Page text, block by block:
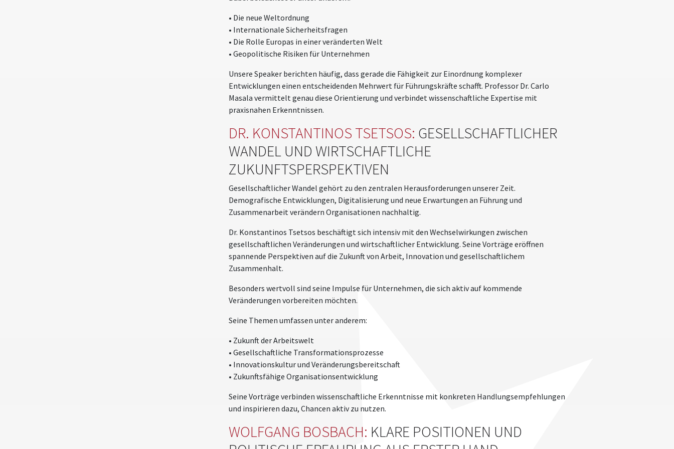
• Die neue Weltordnung
• Internationale Sicherheitsfragen
• Die Rolle Europas in einer veränderten Welt
• Geopolitische Risiken für Unternehmen
Unsere Speaker berichten häufig, dass gerade die Fähigkeit zur Einordnung komplexer
Entwicklungen einen entscheidenden Mehrwert für Führungskräfte schafft. Professor Dr. Carlo
Masala vermittelt genau diese Orientierung und verbindet wissenschaftliche Expertise mit
praxisnahen Erkenntnissen.
DR. KONSTANTINOS TSETSOS: GESELLSCHAFTLICHER
WANDEL UND WIRTSCHAFTLICHE
ZUKUNFTSPERSPEKTIVEN
Gesellschaftlicher Wandel gehört zu den zentralen Herausforderungen unserer Zeit.
Demografische Entwicklungen, Digitalisierung und neue Erwartungen an Führung und
Zusammenarbeit verändern Organisationen nachhaltig.
Dr. Konstantinos Tsetsos beschäftigt sich intensiv mit den Wechselwirkungen zwischen
gesellschaftlichen Veränderungen und wirtschaftlicher Entwicklung. Seine Vorträge eröffnen
spannende Perspektiven auf die Zukunft von Arbeit, Innovation und gesellschaftlichem
Zusammenhalt.
Besonders wertvoll sind seine Impulse für Unternehmen, die sich aktiv auf kommende
Veränderungen vorbereiten möchten.
Seine Themen umfassen unter anderem:
• Zukunft der Arbeitswelt
• Gesellschaftliche Transformationsprozesse
• Innovationskultur und Veränderungsbereitschaft
• Zukunftsfähige Organisationsentwicklung
Seine Vorträge verbinden wissenschaftliche Erkenntnisse mit konkreten Handlungsempfehlungen
und inspirieren dazu, Chancen aktiv zu nutzen.
WOLFGANG BOSBACH: KLARE POSITIONEN UND